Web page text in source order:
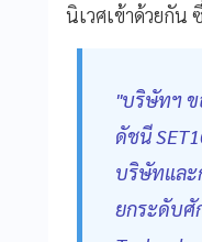
นิเวศเข้าด้วยกัน
"บริษัทฯ ข
ดัชนี
บริษัทและ
ยกระดับศั